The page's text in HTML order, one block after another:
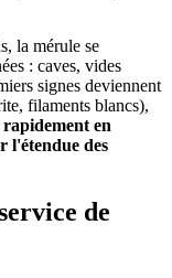
la mérule se
: caves, vides
signes deviennent
filaments blancs),
en
l'étendue des
de